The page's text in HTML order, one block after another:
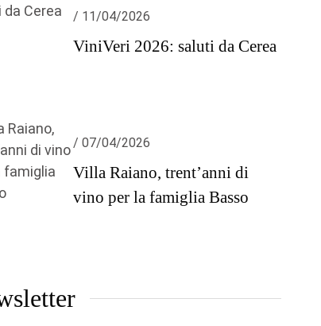
/ 11/04/2026
ViniVeri 2026: saluti da Cerea
/ 07/04/2026
Villa Raiano, trent’anni di
vino per la famiglia Basso